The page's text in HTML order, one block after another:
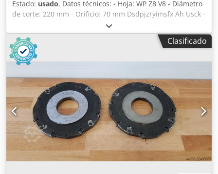
Estado: usado, Datos técnicos: - Hoja: WP Z8 V8 - Diámetro
de corte: 220 mm - Orificio: 70 mm Dsdpjzryimsfx Ah Usck -
Longitud: 25 mm - Material: Acero - Disponible: 1900322
Clasificado